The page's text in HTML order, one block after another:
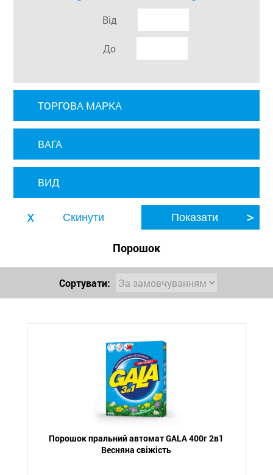
Від
До
ТОРГОВА МАРКА
ВАГА
ВИД
Порошок
Сортувати:
Порошок пральний автомат GALA 400г 2в1
Весняна свіжість